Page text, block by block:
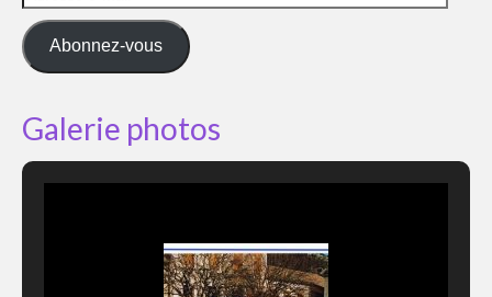
e-
mail
Abonnez-vous
Galerie photos